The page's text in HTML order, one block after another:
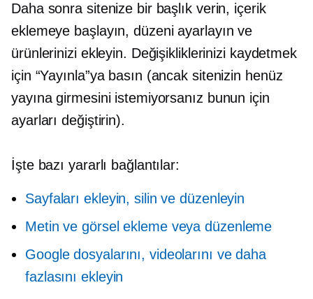
Daha sonra sitenize bir başlık verin, içerik
eklemeye başlayın, düzeni ayarlayın ve
ürünlerinizi ekleyin. Değişikliklerinizi kaydetmek
için “Yayınla”ya basın (ancak sitenizin henüz
yayına girmesini istemiyorsanız bunun için
ayarları değiştirin).
İşte bazı yararlı bağlantılar:
Sayfaları ekleyin, silin ve düzenleyin
Metin ve görsel ekleme veya düzenleme
Google dosyalarını, videolarını ve daha
fazlasını ekleyin